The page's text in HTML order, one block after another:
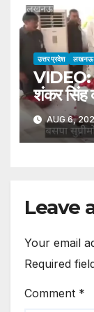
उत्तर प्रदेश लखनऊ
VIDEO:
शंकर सिंह
AUG 6,
Leave
Your email
Required
Comment *